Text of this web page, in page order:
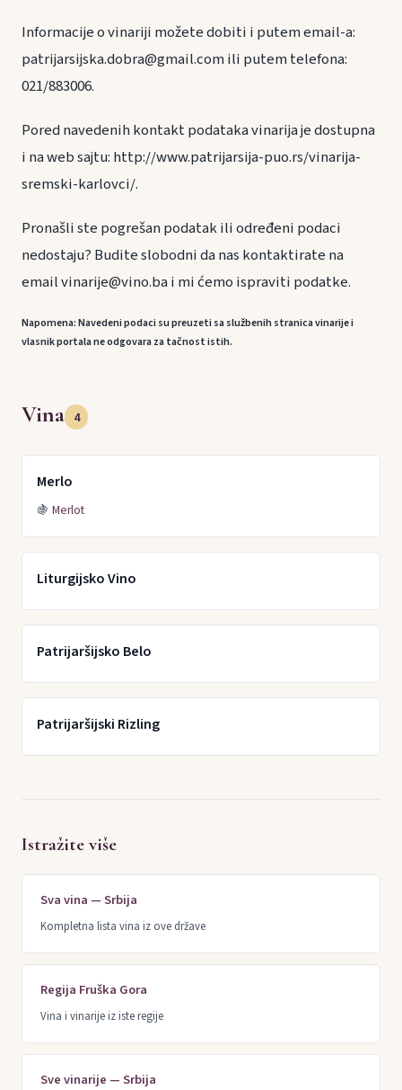
Informacije o vinariji možete dobiti i putem email-a:
patrijarsijska.dobra@gmail.com ili putem telefona:
021/883006.
Pored navedenih kontakt podataka vinarija je dostupna
i na web sajtu: http://www.patrijarsija-puo.rs/vinarija-
sremski-karlovci/.
Pronašli ste pogrešan podatak ili određeni podaci
nedostaju? Budite slobodni da nas kontaktirate na
email vinarije@vino.ba i mi ćemo ispraviti podatke.
Napomena: Navedeni podaci su preuzeti sa službenih stranica vinarije i
vlasnik portala ne odgovara za tačnost istih.
Vina 4
Merlo
🍇 Merlot
Liturgijsko Vino
Patrijaršijsko Belo
Patrijaršijski Rizling
Istražite više
Sva vina — Srbija
Kompletna lista vina iz ove države
Regija Fruška Gora
Vina i vinarije iz iste regije
Sve vinarije — Srbija